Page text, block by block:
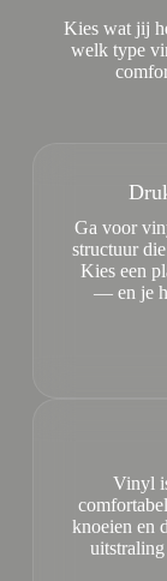
Kies wat jij
welk type
Ga voor
structuur
Kies een
— en je
Vinyl
knoeien en